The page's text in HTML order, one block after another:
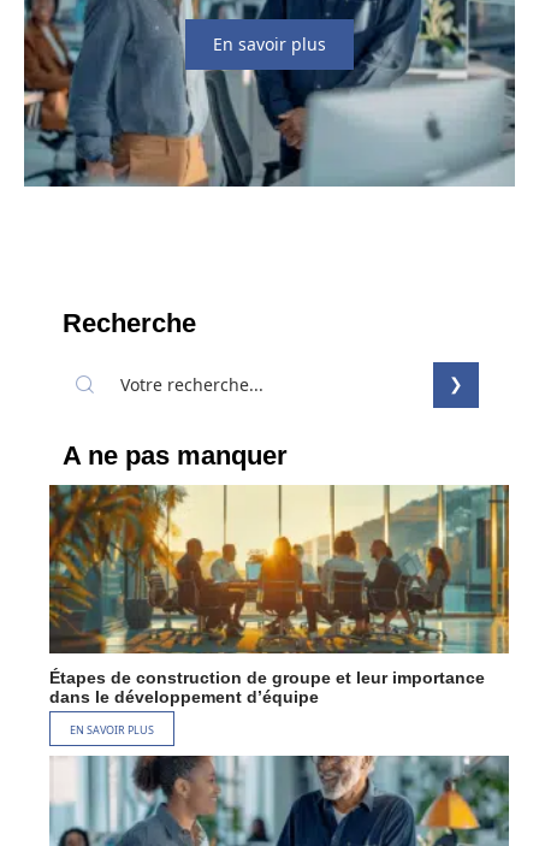
En savoir plus
Recherche
A ne pas manquer
Étapes de construction de groupe et leur importance
dans le développement d’équipe
EN SAVOIR PLUS